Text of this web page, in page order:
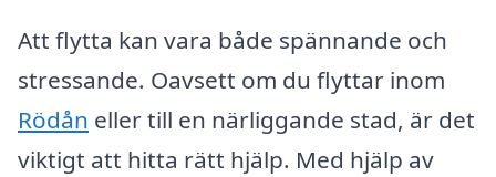
Att flytta kan vara både spännande och
stressande. Oavsett om du flyttar inom
Rödån eller till en närliggande stad, är det
viktigt att hitta rätt hjälp. Med hjälp av